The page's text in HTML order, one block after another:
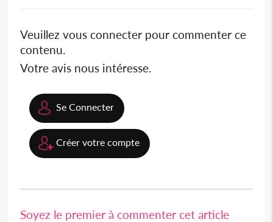
Veuillez vous connecter pour commenter ce
contenu.
Votre avis nous intéresse.
Se Connecter
Créer votre compte
Soyez le premier à commenter cet article